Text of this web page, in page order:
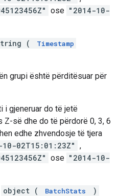
ose "2014-10-
( Timestamp
grupi është përditësuar për
i gjeneruar do të jetë
Z-së dhe do të përdorë 0, 3, 6
edhe zhvendosje të tjera
10-02T15:01:23Z" ,
ose "2014-10-
object ( BatchStats )